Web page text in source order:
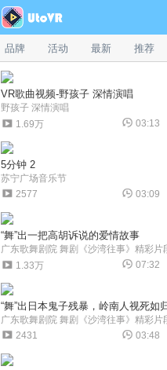
品牌 活动 最新 推荐
VR歌曲视频-野孩子 深情演唱
野孩子 深情演唱
1.69万
03:13
5分钟 2
苏宁广场音乐节
2577
03:09
“舞”出一把高胡诉说的爱情故事
广东歌舞剧院 舞剧《沙湾往事》精彩片
1.33万
07:32
“舞”出日本鬼子残暴，岭南人视死如
广东歌舞剧院 舞剧《沙湾往事》精彩片
2431
03:48